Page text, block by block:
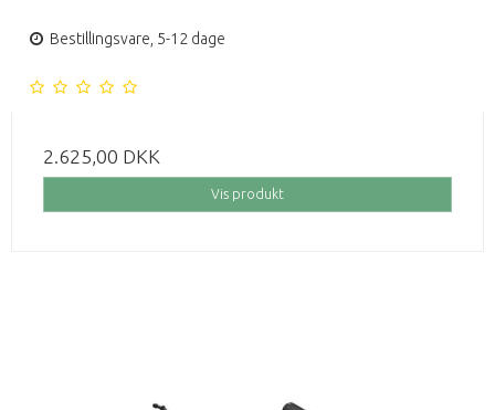
Bestillingsvare, 5-12 dage
2.625,00 DKK
Vis produkt